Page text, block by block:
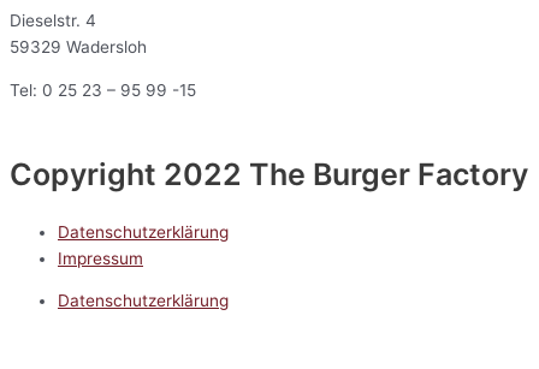
Dieselstr. 4
59329 Wadersloh
Tel: 0 25 23 – 95 99 -15
Copyright 2022 The Burger Factory
Datenschutzerklärung
Impressum
Datenschutzerklärung